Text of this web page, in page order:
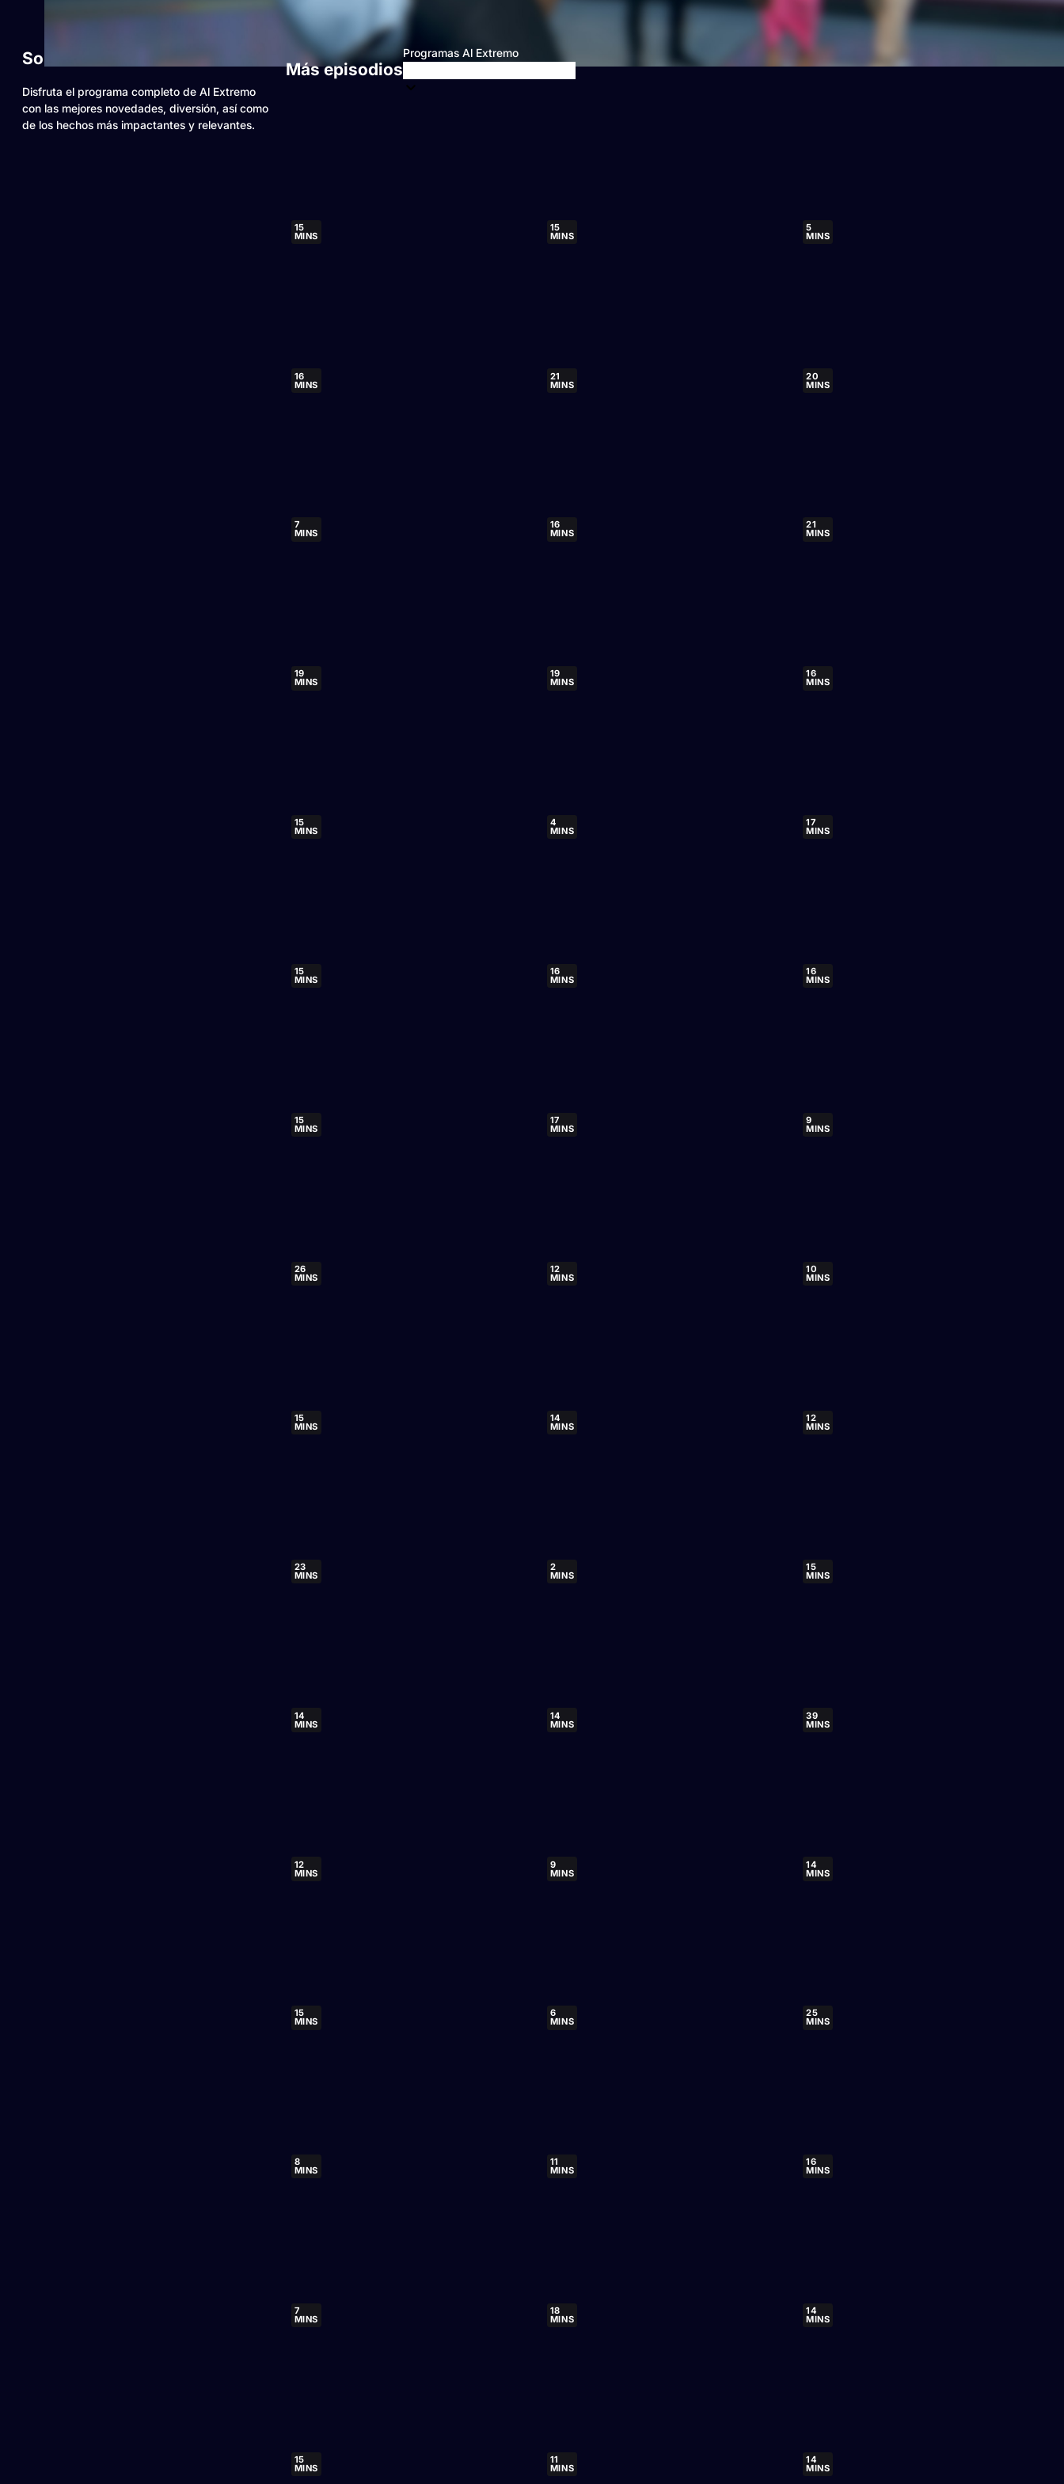
Sobre este video
Disfruta el programa completo de Al Extremo
con las mejores novedades, diversión, así como
de los hechos más impactantes y relevantes.
Más episodios
Programas Al Extremo
15
MINS
15
MINS
5
MINS
16
MINS
21
MINS
20
MINS
7
MINS
16
MINS
21
MINS
19
MINS
19
MINS
16
MINS
15
MINS
4
MINS
17
MINS
15
MINS
16
MINS
16
MINS
15
MINS
17
MINS
9
MINS
26
MINS
12
MINS
10
MINS
15
MINS
14
MINS
12
MINS
23
MINS
2
MINS
15
MINS
14
MINS
14
MINS
39
MINS
12
MINS
9
MINS
14
MINS
15
MINS
6
MINS
25
MINS
8
MINS
11
MINS
16
MINS
7
MINS
18
MINS
14
MINS
15
MINS
11
MINS
14
MINS